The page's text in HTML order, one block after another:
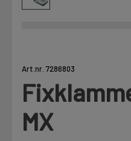
Fag
Firmainformasjon
LOGG UT
Art.nr. 7286803
MX